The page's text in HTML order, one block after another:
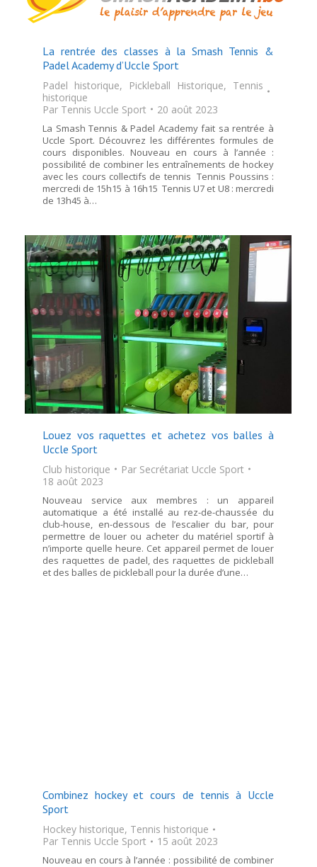
La rentrée des classes à la Smash Tennis &
Padel Academy d’Uccle Sport
Padel historique, Pickleball Historique, Tennis
historique
Par Tennis Uccle Sport 20 août 2023
La Smash Tennis & Padel Academy fait sa rentrée à
Uccle Sport. Découvrez les différentes formules de
cours disponibles. Nouveau en cours à l’année :
possibilité de combiner les entraînements de hockey
avec les cours collectifs de tennis Tennis Poussins :
mercredi de 15h15 à 16h15 Tennis U7 et U8 : mercredi
de 13h45 à…
Louez vos raquettes et achetez vos balles à
Uccle Sport
Club historique Par Secrétariat Uccle Sport
18 août 2023
Nouveau service aux membres : un appareil
automatique a été installé au rez-de-chaussée du
club-house, en-dessous de l’escalier du bar, pour
permettre de louer ou acheter du matériel sportif à
n’importe quelle heure. Cet appareil permet de louer
des raquettes de padel, des raquettes de pickleball
et des balles de pickleball pour la durée d’une…
Combinez hockey et cours de tennis à Uccle
Sport
Hockey historique, Tennis historique
Par Tennis Uccle Sport 15 août 2023
Nouveau en cours à l’année : possibilité de combiner